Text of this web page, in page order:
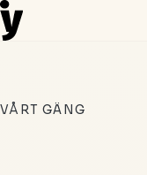
Hoppa till
VÅRT GÄNG